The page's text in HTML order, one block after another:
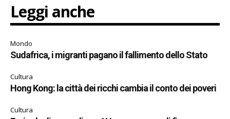
Leggi anche
Mondo
Sudafrica, i migranti pagano il fallimento dello Stato
Cultura
Hong Kong: la città dei ricchi cambia il conto dei poveri
Cultura